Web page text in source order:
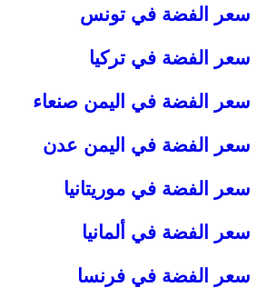
سعر الفضة في تونس
سعر الفضة في تركيا
سعر الفضة في اليمن صنعاء
سعر الفضة في اليمن عدن
سعر الفضة في موريتانيا
سعر الفضة في ألمانيا
سعر الفضة في فرنسا